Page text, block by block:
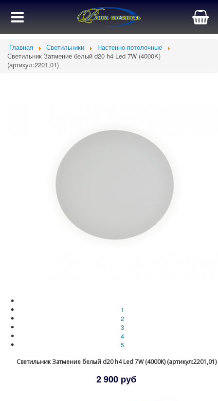
Главная Светильники
Настенно-потолочные
Светильник Затмение белый d20 h4 Led 7W (4000K)
(артикул:2201,01)
1
2
3
4
5
Светильник Затмение белый d20 h4 Led 7W (4000K) (артикул:2201,01)
2 900 руб